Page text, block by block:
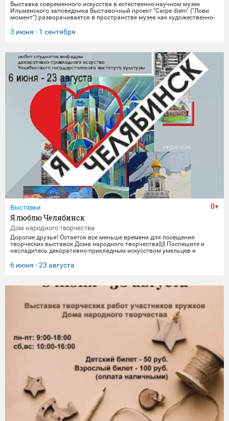
Выставка современного искусства в естественно-научном музее
Ильменского заповедника Выставочный проект "Carpe diem" ("Лови
момент") разворачивается в пространстве музея как художественно-
Включая в себя элементы био-арта, академической точности и
концептуального искусства, экспозиция предлагает зрителю
одновременно в далекое прошлое Земли и в её цифровое будущее.
Белое, изо
3 июня - 1 сентября
Выставки
Я люблю Челябинск
Дом народного творчества
Дорогие друзья! Остается все меньше времени для посещения
творческих выставок Дома народного творчества🙌 Поспешите и
насладитесь декоративно-прикладным искусством умельцев и
посвящена 290-летнему юбилею Челябинска. Работы выполнены
студентами кафедры декоративно-прикладного искусства ЧГИК.
6 июня - 23 августа
0+